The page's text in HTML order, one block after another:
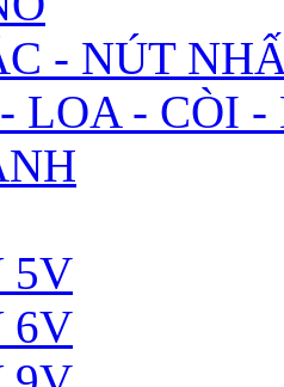
- NÚT
LOA - CÒI -
5V
6V